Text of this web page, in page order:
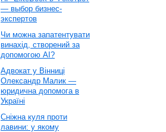
— выбор бизнес-
экспертов
Чи можна запатентувати
винахід, створений за
допомогою AI?
Адвокат у Вінниці
Олександр Малик —
юридична допомога в
Україні
Сніжна куля проти
лавини: у якому